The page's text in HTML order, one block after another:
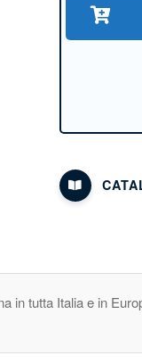
in tutta Italia e in